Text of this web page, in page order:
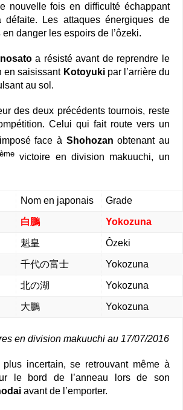
nouvelle fois en difficulté échappant
Les attaques énergiques de
en danger les espoirs de l’ôzeki.
a résisté avant de reprendre le
en saisissant Kotoyukipar l’arrière du
au sol.
des deux précédents tournois, reste
Celui qui fait route vers un
face à Shohozan obtenant au
victoire en division makuuchi, un
Nom en japonais Grade
白鵬 Yokozuna
魁皇 Ôzeki
千代の富士 Yokozuna
北の湖 Yokozuna
大鵬 Yokozuna
en division makuuchi au 17/07/2016
plus incertain, se retrouvant même à
le bord de l’anneau lors de son
avant de l’emporter.